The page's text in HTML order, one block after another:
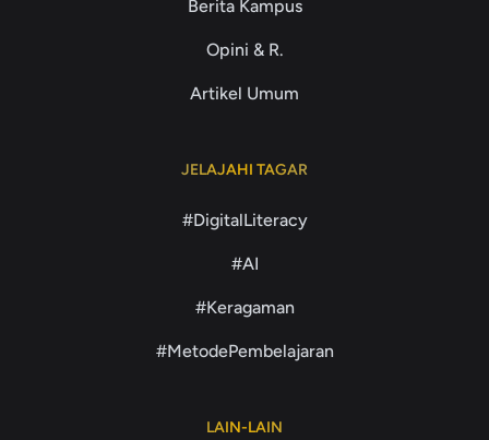
Berita Kampus
Opini & R.
Artikel Umum
JELAJAHI TAGAR
#DigitalLiteracy
#AI
#Keragaman
#MetodePembelajaran
LAIN-LAIN